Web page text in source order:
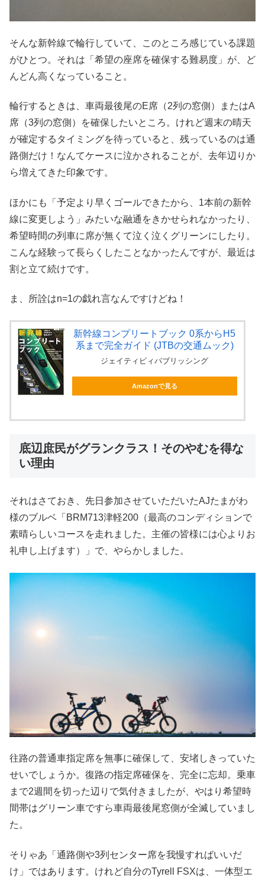
そんな新幹線で輪行していて、このところ感じている課題
がひとつ。それは「希望の座席を確保する難易度」が、ど
んどん高くなっていること。
輪行するときは、車両最後尾のE席（2列の窓側）またはA
席（3列の窓側）を確保したいところ。けれど週末の晴天
が確定するタイミングを待っていると、残っているのは通
路側だけ！なんてケースに泣かされることが、去年辺りか
ら増えてきた印象です。
ほかにも「予定より早くゴールできたから、1本前の新幹
線に変更しよう」みたいな融通をきかせられなかったり、
希望時間の列車に席が無くて泣く泣くグリーンにしたり。
こんな経験って長らくしたことなかったんですが、最近は
割と立て続けです。
ま、所詮はn=1の戯れ言なんですけどね！
新幹線コンプリートブック 0系からH5
系まで完全ガイド (JTBの交通ムック)
ジェイティビィパブリッシング
Amazonで見る
底辺庶民がグランクラス！そのやむを得な
い理由
それはさておき、先日参加させていただいたAJたまがわ
様のブルベ「BRM713津軽200（最高のコンディションで
素晴らしいコースを走れました。主催の皆様には心よりお
礼申し上げます）」で、やらかしました。
往路の普通車指定席を無事に確保して、安堵しきっていた
せいでしょうか。復路の指定席確保を、完全に忘却。乗車
まで2週間を切った辺りで気付きましたが、やはり希望時
間帯はグリーン車ですら車両最後尾窓側が全滅していまし
た。
そりゃあ「通路側や3列センター席を我慢すればいいだ
け」ではあります。けれど自分のTyrell FSXは、一体型エ